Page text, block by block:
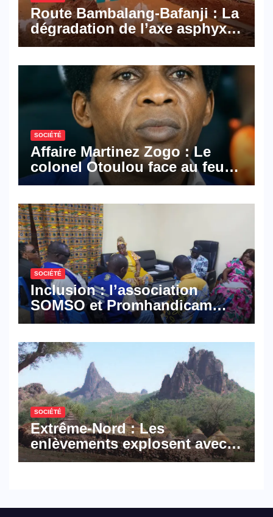
Route Bambalang-Bafanji : La
dégradation de l’axe asphyxie
les activités économiques
SOCIÉTÉ
Affaire Martinez Zogo : Le
colonel Otoulou face au feu
croisé des avocats de la
SOCIÉTÉ
Inclusion : l’association
SOMSO et Promhandicam
militent en faveur d’une
hôtellerie-restauration
SOCIÉTÉ
Extrême-Nord : Les
enlèvements explosent avec
308 victimes en trois mois